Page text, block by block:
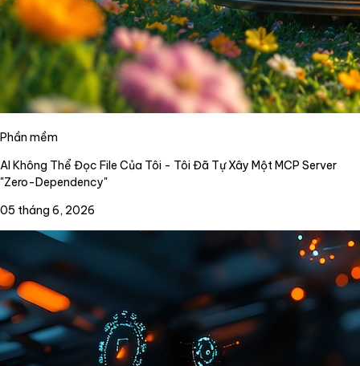
Phần mềm
AI Không Thể Đọc File Của Tôi - Tôi Đã Tự Xây Một MCP Server
"Zero-Dependency"
05 tháng 6, 2026